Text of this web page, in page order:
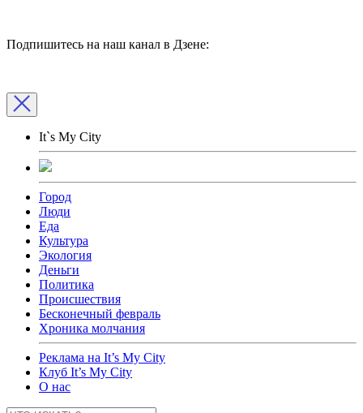
Подпишитесь на наш канал в Дзене:
It`s My City
Город
Люди
Еда
Культура
Экология
Деньги
Политика
Происшествия
Бесконечный февраль
Хроника молчания
Реклама на It’s My City
Клуб It’s My City
О нас